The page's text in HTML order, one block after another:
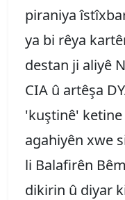
piraniya
ya bi rêya
destan ji aliyê
CIA û artêşa
'kuştinê' ketine
agahiyên xwe
li Balafirên
dikirin û diyar